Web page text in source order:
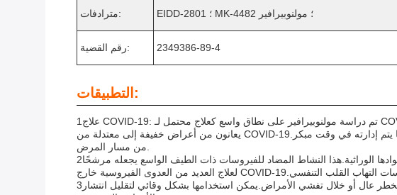
مترادفات: EIDD-2801 ؛ MK-4482 ؛ مولنوبيرافير
رقم القضية: 2349386-89-4
التطبيقات:
1علاج COVID-19: تم دراسة مولنوبيرافير على نطاق واسع كعلاج محتمل لـ COVID-19 ، الناجم عن فيروس SARS-CoV-2.وقد قامت التجارب السريرية بتقييم فعاليتها وسلامتها في المرضى الذين
يعانون من أعراض خفيفة إلى معتدلة من COVID-19.نتائج من بعض الدراسات تشير إلى أن مولنوبيرافير قد يقلل من مدة الأعراض و يقلل من خطر دخول المستشفى عندما يتم إدارته في وقت مبكر
2العلاج المضاد للفيروسات: تتضمن آلية عمل مولنوبيرافير في منع تكرار فيروسات الرنا من خلال إدخال أخطاء في موادها الوراثية.هذا النشاط المضاد للفيروسات ذات الطيف الواسع يجعله مرشحًا
3العلاج الوقائي: هناك اهتمام في استكشاف مولنوبيرافير كعلاج وقائي للعدوى الفيروسية، خاصة في السكان المعرضين لخطر عال أو خلال تفشي الأمراض.يمكن استخدامها بشكل وقائي لتقليل انتشار